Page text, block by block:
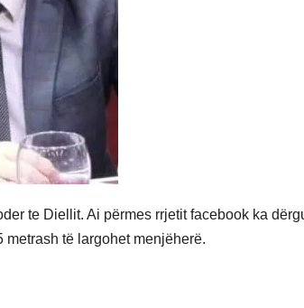
te Diellit. Ai përmes rrjetit facebook ka
metrash të largohet menjëherë.